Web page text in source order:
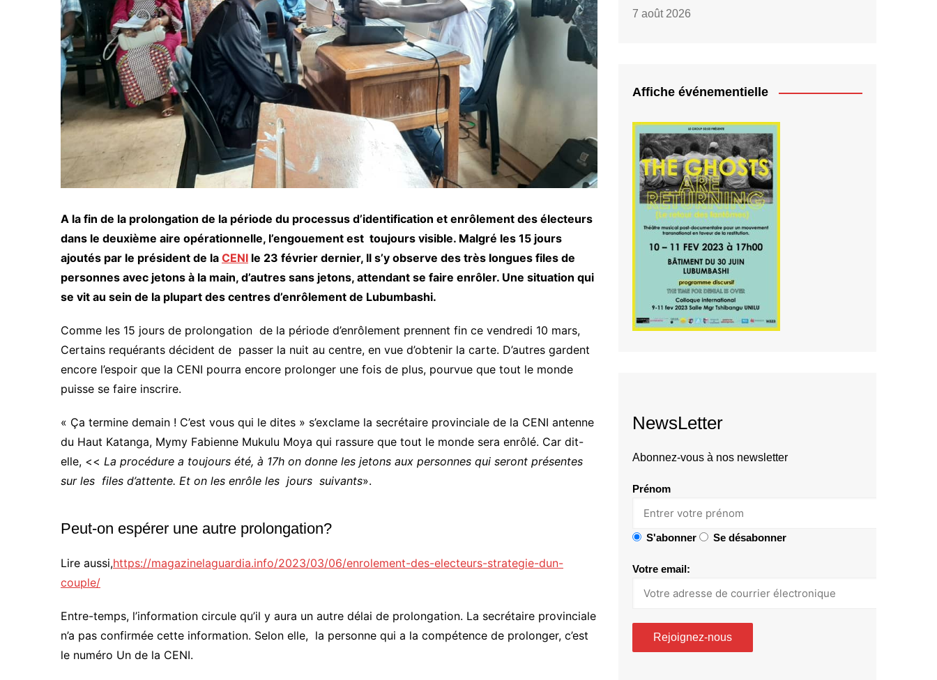
A la fin de la prolongation de la période du processus d’identification et enrôlement des électeurs
dans le deuxième aire opérationnelle, l’engouement est toujours visible. Malgré les 15 jours
ajoutés par le président de la CENI le 23 février dernier, Il s’y observe des très longues files de
personnes avec jetons à la main, d’autres sans jetons, attendant se faire enrôler. Une situation qui
se vit au sein de la plupart des centres d’enrôlement de Lubumbashi.
Comme les 15 jours de prolongation de la période d’enrôlement prennent fin ce vendredi 10 mars,
Certains requérants décident de passer la nuit au centre, en vue d’obtenir la carte. D’autres gardent
encore l’espoir que la CENI pourra encore prolonger une fois de plus, pourvue que tout le monde
puisse se faire inscrire.
« Ça termine demain ! C’est vous qui le dites » s’exclame la secrétaire provinciale de la CENI antenne
du Haut Katanga, Mymy Fabienne Mukulu Moya qui rassure que tout le monde sera enrôlé. Car dit-
elle, << La procédure a toujours été, à 17h on donne les jetons aux personnes qui seront présentes
sur les files d’attente. Et on les enrôle les jours suivants».
Peut-on espérer une autre prolongation?
Lire aussi,https://magazinelaguardia.info/2023/03/06/enrolement-des-electeurs-strategie-dun-
couple/
Entre-temps, l’information circule qu’il y aura un autre délai de prolongation. La secrétaire provinciale
n’a pas confirmée cette information. Selon elle, la personne qui a la compétence de prolonger, c’est
le numéro Un de la CENI.
7 août 2026
Affiche événementielle
NewsLetter
Abonnez-vous à nos newsletter
Prénom
S'abonner Se désabonner
Votre email: